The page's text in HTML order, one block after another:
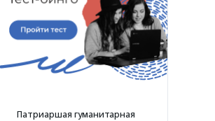
Патриаршая гуманитарная